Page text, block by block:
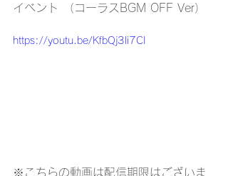
イベント （コーラスBGM OFF Ver）
https://youtu.be/KfbQj3li7CI
※こちらの動画は配信期限はございま